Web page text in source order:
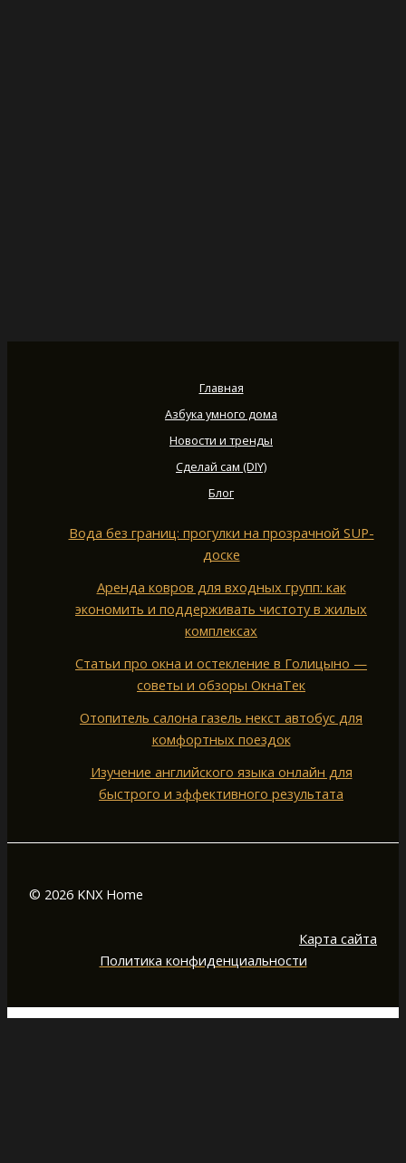
Главная
Азбука умного дома
Новости и тренды
Сделай сам (DIY)
Блог
Вода без границ: прогулки на прозрачной SUP-
доске
Аренда ковров для входных групп: как
экономить и поддерживать чистоту в жилых
комплексах
Статьи про окна и остекление в Голицыно —
советы и обзоры ОкнаТек
Отопитель салона газель некст автобус для
комфортных поездок
Изучение английского языка онлайн для
быстрого и эффективного результата
© 2026 KNX Home
Карта сайта
Политика конфиденциальности